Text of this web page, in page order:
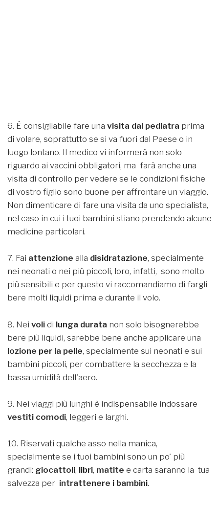
6. È consigliabile fare una visita dal pediatra prima
di volare, soprattutto se si va fuori dal Paese o in
luogo lontano. Il medico vi informerà non solo
riguardo ai vaccini obbligatori, ma farà anche una
visita di controllo per vedere se le condizioni fisiche
di vostro figlio sono buone per affrontare un viaggio.
Non dimenticare di fare una visita da uno specialista,
nel caso in cui i tuoi bambini stiano prendendo alcune
medicine particolari.
7. Fai attenzione alla disidratazione, specialmente
nei neonati o nei più piccoli, loro, infatti, sono molto
più sensibili e per questo vi raccomandiamo di fargli
bere molti liquidi prima e durante il volo.
8. Nei voli di lunga durata non solo bisognerebbe
bere più liquidi, sarebbe bene anche applicare una
lozione per la pelle, specialmente sui neonati e sui
bambini piccoli, per combattere la secchezza e la
bassa umidità dell'aero.
9. Nei viaggi più lunghi è indispensabile indossare
vestiti comodi, leggeri e larghi.
10. Riservati qualche asso nella manica,
specialmente se i tuoi bambini sono un po' più
grandi: giocattoli, libri, matite e carta saranno la tua
salvezza per intrattenere i bambini.